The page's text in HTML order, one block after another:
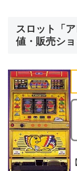
スロット「
値・販売シ